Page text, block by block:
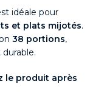
idéale pour
et plats mijotés.
38 portions,
le produit après